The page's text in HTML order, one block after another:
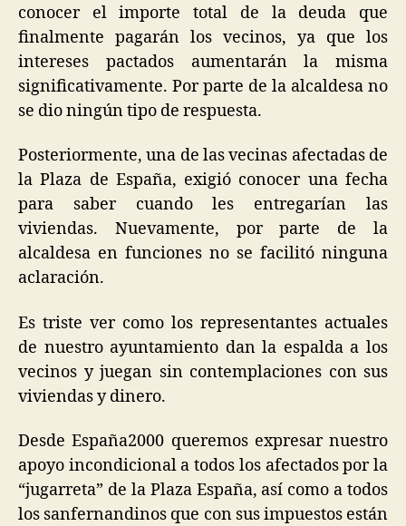
conocer el importe total de la deuda que
finalmente pagarán los vecinos, ya que los
intereses pactados aumentarán la misma
significativamente. Por parte de la alcaldesa no
se dio ningún tipo de respuesta.
Posteriormente, una de las vecinas afectadas de
la Plaza de España, exigió conocer una fecha
para saber cuando les entregarían las
viviendas. Nuevamente, por parte de la
alcaldesa en funciones no se facilitó ninguna
aclaración.
Es triste ver como los representantes actuales
de nuestro ayuntamiento dan la espalda a los
vecinos y juegan sin contemplaciones con sus
viviendas y dinero.
Desde España2000 queremos expresar nuestro
apoyo incondicional a todos los afectados por la
“jugarreta” de la Plaza España, así como a todos
los sanfernandinos que con sus impuestos están